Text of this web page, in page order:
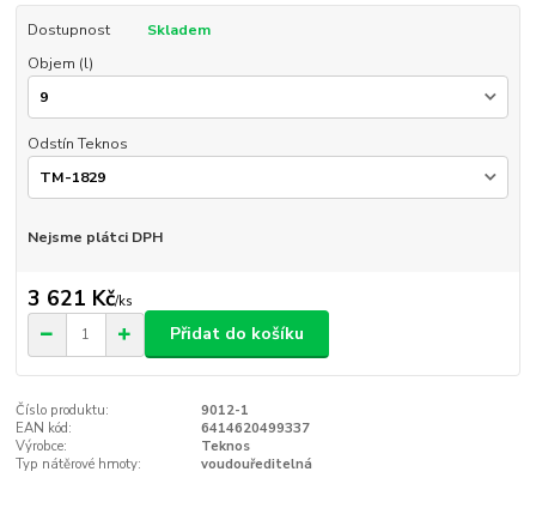
Dostupnost
Skladem
Objem (l)
Odstín Teknos
Nejsme plátci DPH
3 621 Kč/ks
Přidat do košíku
Číslo produktu:
9012-1
EAN kód:
6414620499337
Výrobce:
Teknos
Typ nátěrové hmoty:
voudouředitelná